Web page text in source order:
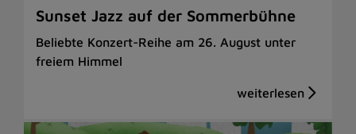
Sunset Jazz auf der Sommerbühne
Beliebte Konzert-Reihe am 26. August unter
freiem Himmel